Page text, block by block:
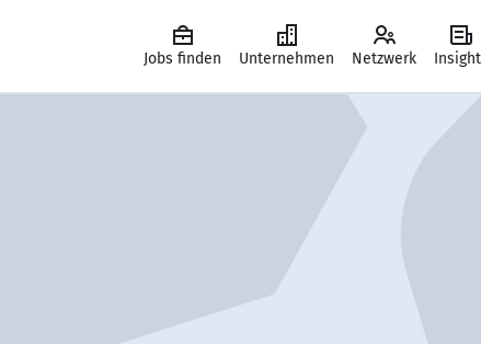
Jobs finden Unternehmen Netzwerk